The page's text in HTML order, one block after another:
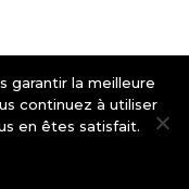
garantir la meilleure
continuez à utiliser
en êtes satisfait.